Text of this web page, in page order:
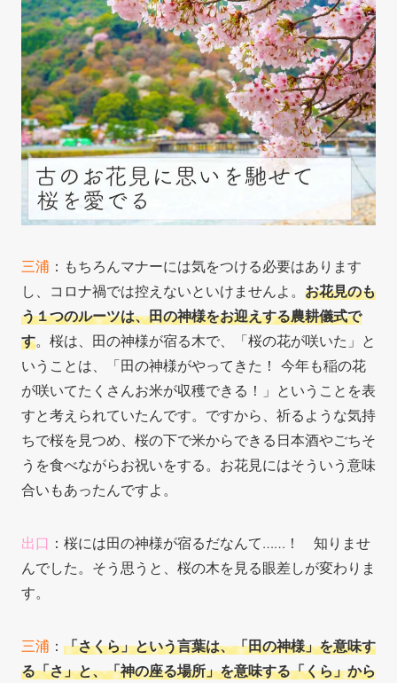
三浦 ：もちろんマナーには気をつける必要はあります
し、コロナ禍では控えないといけませんよ。 お花見のも
う１つのルーツは、田の神様をお迎えする農耕儀式で
す。桜は、田の神様が宿る木で、「桜の花が咲いた」と
いうことは、「田の神様がやってきた！ 今年も稲の花
が咲いてたくさんお米が収穫できる！」ということを表
すと考えられていたんです。ですから、祈るような気持
ちで桜を見つめ、桜の下で米からできる日本酒やごちそ
うを食べながらお祝いをする。お花見にはそういう意味
合いもあったんですよ。
出口 ：桜には田の神様が宿るだなんて……！ 知りませ
んでした。そう思うと、桜の木を見る眼差しが変わりま
す。
三浦 ： 「さくら」という言葉は、「田の神様」を意味す
る「さ」と、「神の座る場所」を意味する「くら」から